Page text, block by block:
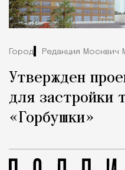
Город Редакция Москвич
Утвержден
для застройки
«Горбушки»